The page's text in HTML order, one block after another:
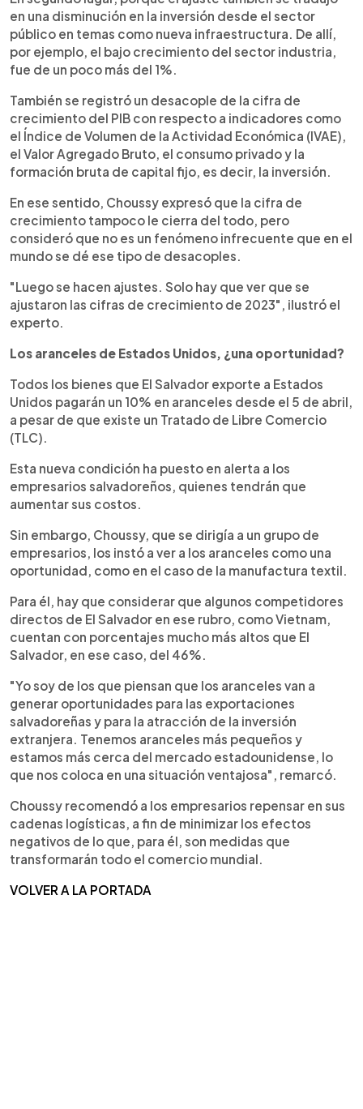
en una disminución en la inversión desde el sector
público en temas como nueva infraestructura. De allí,
por ejemplo, el bajo crecimiento del sector industria,
fue de un poco más del 1%.
También se registró un desacople de la cifra de
crecimiento del PIB con respecto a indicadores como
el Índice de Volumen de la Actividad Económica (IVAE),
el Valor Agregado Bruto, el consumo privado y la
formación bruta de capital fijo, es decir, la inversión.
En ese sentido, Choussy expresó que la cifra de
crecimiento tampoco le cierra del todo, pero
consideró que no es un fenómeno infrecuente que en el
mundo se dé ese tipo de desacoples.
"Luego se hacen ajustes. Solo hay que ver que se
ajustaron las cifras de crecimiento de 2023", ilustró el
experto.
Los aranceles de Estados Unidos, ¿una oportunidad?
Todos los bienes que El Salvador exporte a Estados
Unidos pagarán un 10% en aranceles desde el 5 de abril,
a pesar de que existe un Tratado de Libre Comercio
(TLC).
Esta nueva condición ha puesto en alerta a los
empresarios salvadoreños, quienes tendrán que
aumentar sus costos.
Sin embargo, Choussy, que se dirigía a un grupo de
empresarios, los instó a ver a los aranceles como una
oportunidad, como en el caso de la manufactura textil.
Para él, hay que considerar que algunos competidores
directos de El Salvador en ese rubro, como Vietnam,
cuentan con porcentajes mucho más altos que El
Salvador, en ese caso, del 46%.
"Yo soy de los que piensan que los aranceles van a
generar oportunidades para las exportaciones
salvadoreñas y para la atracción de la inversión
extranjera. Tenemos aranceles más pequeños y
estamos más cerca del mercado estadounidense, lo
que nos coloca en una situación ventajosa", remarcó.
Choussy recomendó a los empresarios repensar en sus
cadenas logísticas, a fin de minimizar los efectos
negativos de lo que, para él, son medidas que
transformarán todo el comercio mundial.
VOLVER A LA PORTADA